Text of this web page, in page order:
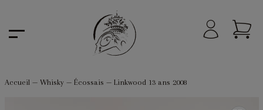
Accueil— Whisky— Écossais — Linkwood 13 ans 2008